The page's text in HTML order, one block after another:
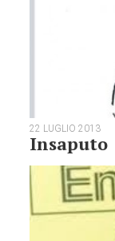
22 LUGLIO 2013
Insaputo